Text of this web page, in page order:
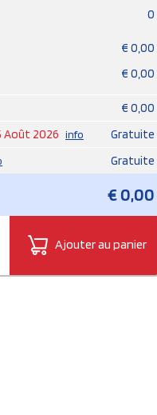
0
€ 0,00
€ 0,00
€ 0,00
Août 2026 info
Gratuite
Gratuite
€0,00
Ajouter au panier